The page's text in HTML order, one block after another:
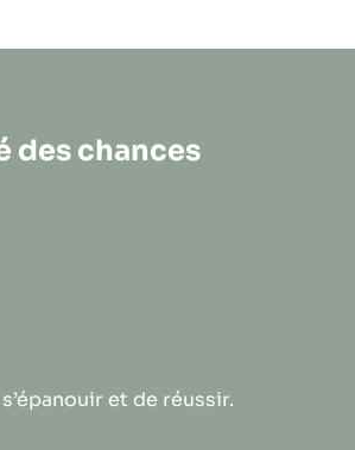
des chances
et de réussir.